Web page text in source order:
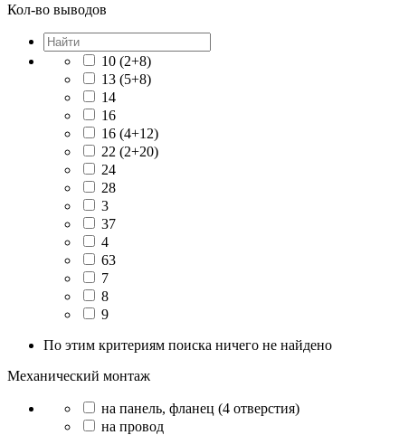
Кол-во выводов
10 (2+8)
13 (5+8)
14
16
16 (4+12)
22 (2+20)
24
28
3
37
4
63
7
8
9
По этим критериям поиска ничего не найдено
Механический монтаж
на панель, фланец (4 отверстия)
на провод